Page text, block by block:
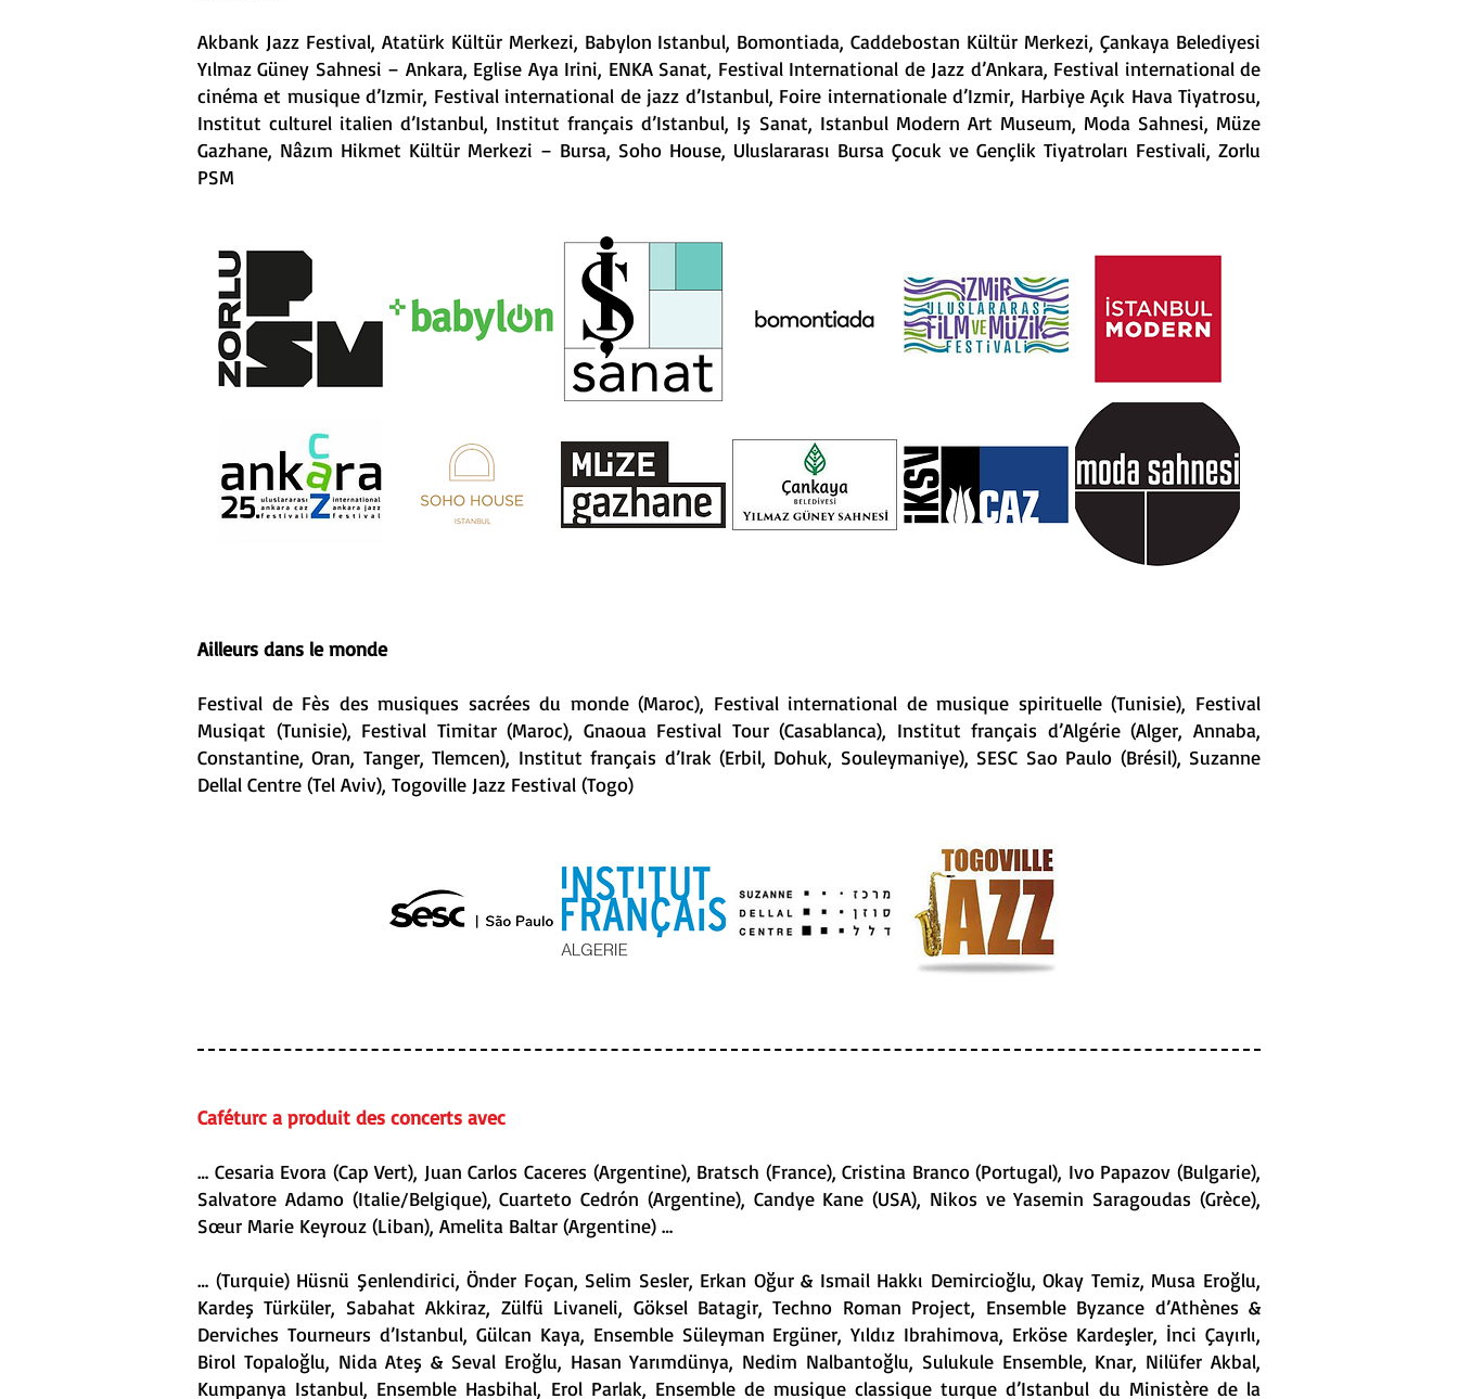
Akbank Jazz Festival, Atatürk Kültür Merkezi, Babylon Istanbul, Bomontiada, Caddebostan Kültür Merkezi, Çankaya Belediyesi
Yılmaz Güney Sahnesi – Ankara, Eglise Aya Irini, ENKA Sanat, Festival International de Jazz d’Ankara, Festival international de
cinéma et musique d’Izmir, Festival international de jazz d’Istanbul, Foire internationale d’Izmir, Harbiye Açık Hava Tiyatrosu,
Institut culturel italien d’Istanbul, Institut français d’Istanbul, Iş Sanat, Istanbul Modern Art Museum, Moda Sahnesi, Müze
Gazhane, Nâzım Hikmet Kültür Merkezi – Bursa, Soho House, Uluslararası Bursa Çocuk ve Gençlik Tiyatroları Festivali, Zorlu
PSM
Ailleurs dans le monde
Festival de Fès des musiques sacrées du monde (Maroc), Festival international de musique spirituelle (Tunisie), Festival
Musiqat (Tunisie), Festival Timitar (Maroc), Gnaoua Festival Tour (Casablanca), Institut français d’Algérie (Alger, Annaba,
Constantine, Oran, Tanger, Tlemcen), Institut français d’Irak (Erbil, Dohuk, Souleymaniye), SESC Sao Paulo (Brésil), Suzanne
Dellal Centre (Tel Aviv), Togoville Jazz Festival (Togo)
Caféturc a produit des concerts avec
… Cesaria Evora (Cap Vert), Juan Carlos Caceres (Argentine), Bratsch (France), Cristina Branco (Portugal), Ivo Papazov (Bulgarie),
Salvatore Adamo (Italie/Belgique), Cuarteto Cedrón (Argentine), Candye Kane (USA), Nikos ve Yasemin Saragoudas (Grèce),
Sœur Marie Keyrouz (Liban), Amelita Baltar (Argentine) …
… (Turquie) Hüsnü Şenlendirici, Önder Foçan, Selim Sesler, Erkan Oğur & Ismail Hakkı Demircioğlu, Okay Temiz, Musa Eroğlu,
Kardeş Türküler, Sabahat Akkiraz, Zülfü Livaneli, Göksel Batagir, Techno Roman Project, Ensemble Byzance d’Athènes &
Derviches Tourneurs d’Istanbul, Gülcan Kaya, Ensemble Süleyman Ergüner, Yıldız Ibrahimova, Erköse Kardeşler, İnci Çayırlı,
Birol Topaloğlu, Nida Ateş & Seval Eroğlu, Hasan Yarımdünya, Nedim Nalbantoğlu, Sulukule Ensemble, Knar, Nilüfer Akbal,
Kumpanya Istanbul, Ensemble Hasbihal, Erol Parlak, Ensemble de musique classique turque d’Istanbul du Ministère de la